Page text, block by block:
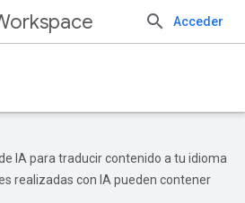
Acceder
IA para traducir contenido a tu idioma
realizadas con IA pueden contener